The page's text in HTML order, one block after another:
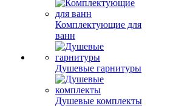
Комплектующие для
ванн
Душевые гарнитуры
Душевые комплекты